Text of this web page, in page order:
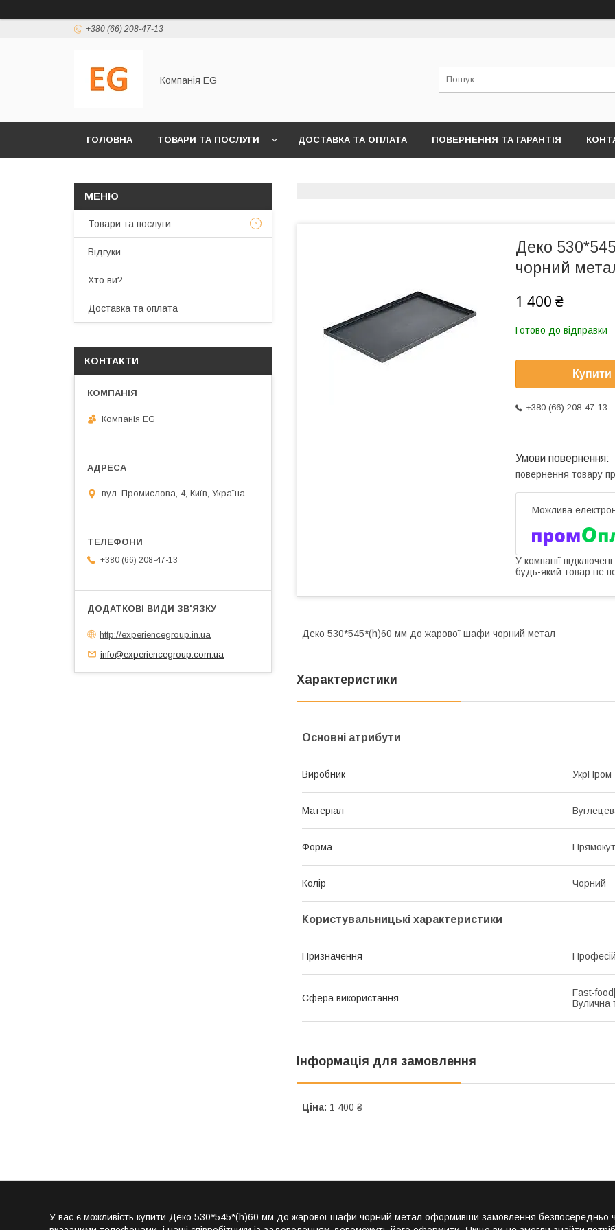
+380 (66) 208-47-13
Компанія EG
ГОЛОВНА ТОВАРИ ТА ПОСЛУГИ ДОСТАВКА ТА ОПЛАТА ПОВЕРНЕННЯ ТА ГАРАНТІЯ
Деко
чорний
1 400 ₴
Готово до відправки
Купити
+380 (66) 208-47-13
повернення товару
У компанії
будь-який товар не
Деко 530*545*(h)60 мм до жарової шафи чорний метал
Характеристики
Основні атрибути
Виробник УкрПром
Матеріал
Форма
Колір Чорний
Користувальницькі характеристики
Призначення
Сфера використання
Fast-
Вулична
Інформація для замовлення
Ціна: 1 400 ₴
Товари та послуги
Відгуки
Хто ви?
Доставка та оплата
КОНТАКТИ
Компанія EG
вул. Промислова, 4, Київ, Україна
+380 (66) 208-47-13
http://experiencegroup.in.ua
info@experiencegroup.com.ua
У вас є можливість купити Деко 530*545*(h)60 мм до жарової шафи чорний метал оформивши замовлення безпосередньо